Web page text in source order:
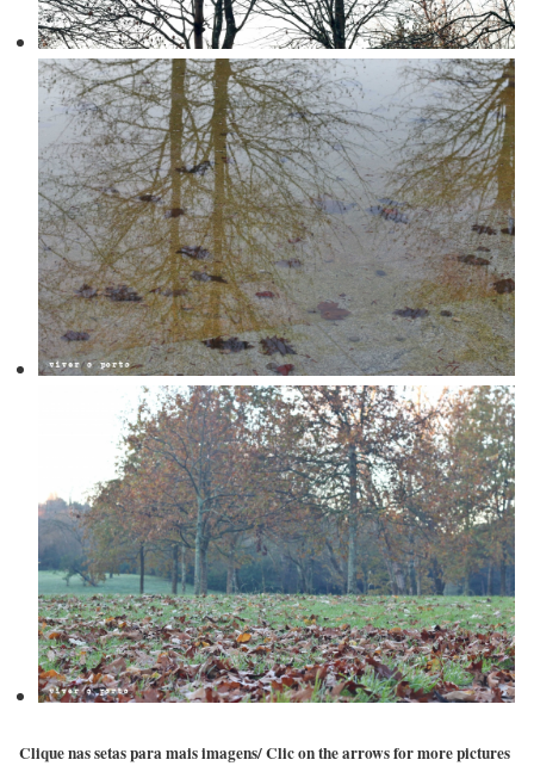
Clique nas setas para mais imagens/ Clic on the arrows for more pictures